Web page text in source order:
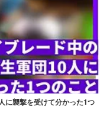
に襲撃を受けて分かった1つ